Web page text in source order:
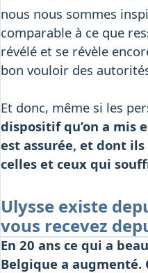
nous nous sommes
comparable à ce que
révélé et se révèle
bon vouloir des
Et donc, même si les
dispositif qu’on a mis
est assurée, et dont
celles et ceux qui
Ulysse existe
vous recevez
En 20 ans ce qui a
Belgique a augmenté.